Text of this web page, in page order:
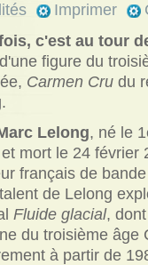
Imprimer
c'est au tour
figure du
Carmen Cru du
Lelong, né le
mort le 24 février
français de
de Lelong
Fluide glacial,
du troisième âge
à partir de